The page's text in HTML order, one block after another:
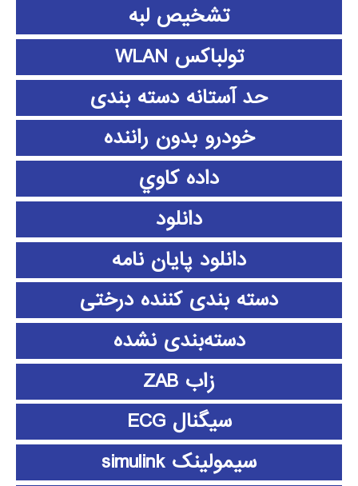
تشخیص لبه
تولباکس WLAN
حد آستانه دسته بندی
خودرو بدون راننده
داده كاوي
دانلود
دانلود پايان نامه
دسته بندی کننده درختی
دسته‌بندی نشده
زاب ZAB
سیگنال ECG
سیمولینک simulink